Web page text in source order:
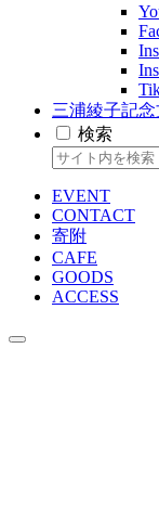
三浦綾子記
検索
EVENT
CONTACT
寄附
CAFE
GOODS
ACCESS